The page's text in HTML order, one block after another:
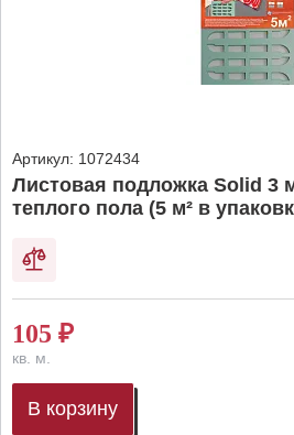
Артикул: 1072434
Листовая подложка Solid 3
теплого пола (5 м² в
105 ₽
кв. м.
В корзину